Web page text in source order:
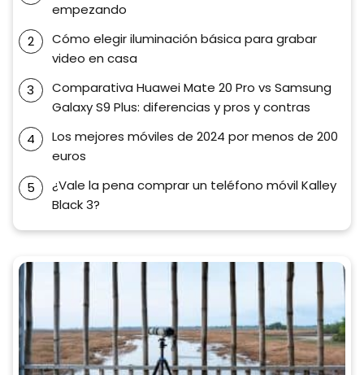
empezando
Cómo elegir iluminación básica para grabar
video en casa
Comparativa Huawei Mate 20 Pro vs Samsung
Galaxy S9 Plus: diferencias y pros y contras
Los mejores móviles de 2024 por menos de 200
euros
¿Vale la pena comprar un teléfono móvil Kalley
Black 3?